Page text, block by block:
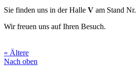
Sie finden uns in der Halle V am Stand Nr.
Wir freuen uns auf Ihren Besuch.
« Ältere
Nach oben